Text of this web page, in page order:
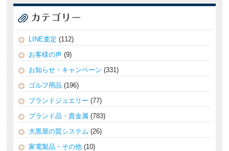
LINE査定 (112)
お客様の声 (9)
お知らせ・キャンペーン (331)
ゴルフ用品 (196)
ブランドジュエリー (77)
ブランド品・貴金属 (783)
大黒屋の質システム (26)
家電製品・その他 (10)